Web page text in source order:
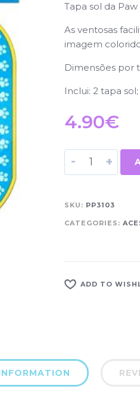
Tapa sol da
As ventosas
imagem
Dimensões por
Inclui: 2 tapa
4.90€
- +
SKU: PP3103
CATEGORIES:
ADD TO